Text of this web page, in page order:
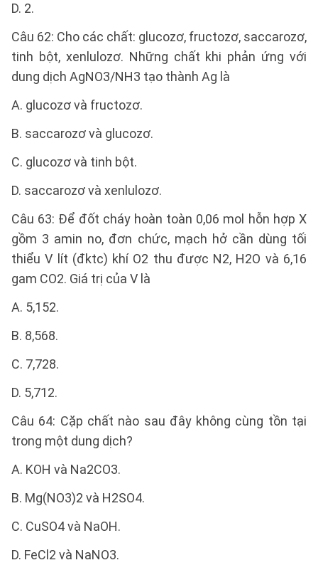
D. 2.
Câu 62: Cho các chất: glucozơ, fructozơ, saccarozơ,
tinh bột, xenlulozơ. Những chất khi phản ứng với
dung dịch AgNO3/NH3 tạo thành Ag là
A. glucozơ và fructozơ.
B. saccarozơ và glucozơ.
C. glucozơ và tinh bột.
D. saccarozơ và xenlulozơ.
Câu 63: Để đốt cháy hoàn toàn 0,06 mol hỗn hợp X
gồm 3 amin no, đơn chức, mạch hở cần dùng tối
thiểu V lít (đktc) khí O2 thu được N2, H2O và 6,16
gam CO2. Giá trị của V là
A. 5,152.
B. 8,568.
C. 7,728.
D. 5,712.
Câu 64: Cặp chất nào sau đây không cùng tồn tại
trong một dung dịch?
A. KOH và Na2CO3.
B. Mg(NO3)2 và H2SO4.
C. CuSO4 và NaOH.
D. FeCl2 và NaNO3.